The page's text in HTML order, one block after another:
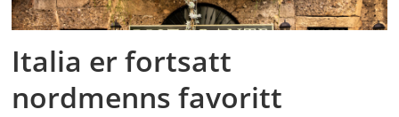
Italia er fortsatt
nordmenns favoritt